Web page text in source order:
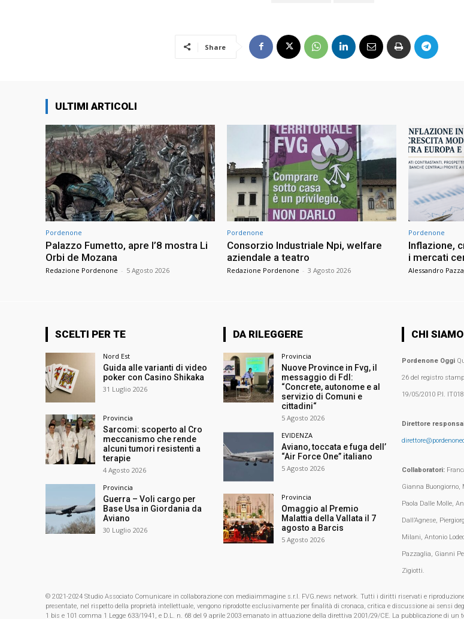
Share
ULTIMI ARTICOLI
Pordenone
Palazzo Fumetto, apre l’8 mostra Li
Orbi de Mozana
Redazione Pordenone - 5 Agosto 2026
Pordenone
Consorzio Industriale Npi, welfare
aziendale a teatro
Redazione Pordenone - 3 Agosto 2026
Pordenone
Inflazione,
i mercati
Alessandro
SCELTI PER TE
Nord Est
Guida alle varianti di video
poker con Casino Shikaka
31 Luglio 2026
Provincia
Sarcomi: scoperto al Cro
meccanismo che rende
alcuni tumori resistenti a
terapie
4 Agosto 2026
Provincia
Guerra – Voli cargo per
Base Usa in Giordania da
Aviano
30 Luglio 2026
DA RILEGGERE
Provincia
Nuove Province in Fvg, il
messaggio di FdI:
“Concrete, autonome e al
servizio di Comuni e
cittadini“
5 Agosto 2026
EVIDENZA
Aviano, toccata e fuga dell’
“Air Force One” italiano
5 Agosto 2026
Provincia
Omaggio al Premio
Malattia della Vallata il 7
agosto a Barcis
5 Agosto 2026
CHI SIAMO
Pordenone Oggi
26 del registro
19/05/2010 P.I.
Direttore
Collaboratori:
Gianna Buongiorno,
Paola Dalle Molle,
Dall’Agnese,
Milani, Antonio
Pazzaglia, Gianni
Zigiotti.
© 2021-2024 Studio Associato Comunicare in collaborazione con mediaimmagine s.r.l. FVG.news network. Tutti i diritti riservati e
presentate, nel rispetto della proprietà intellettuale, vengono riprodotte esclusivamente per finalità di cronaca, critica e discussione ai sensi
1 bis e 101 comma 1 Legge 633/1941, e D.L. n. 68 del 9 aprile 2003 emanato in attuazione della direttiva 2001/29/CE. La pubblicazione di un